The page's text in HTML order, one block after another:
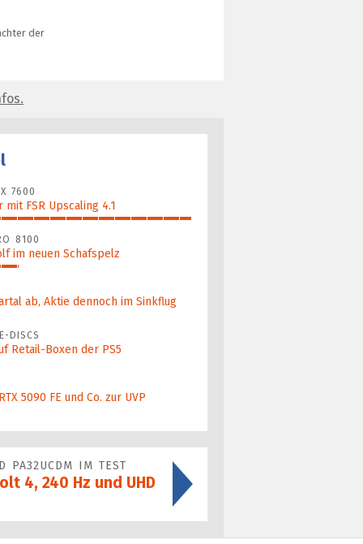
der
7600
FSR Upscaling 4.1
8100
im neuen Schafspelz
ab, Aktie dennoch im Sinkflug
DISCS
Retail-Boxen der PS5
5090 FE und Co. zur UVP
PA32UCDM IM TEST
4, 240 Hz und UHD